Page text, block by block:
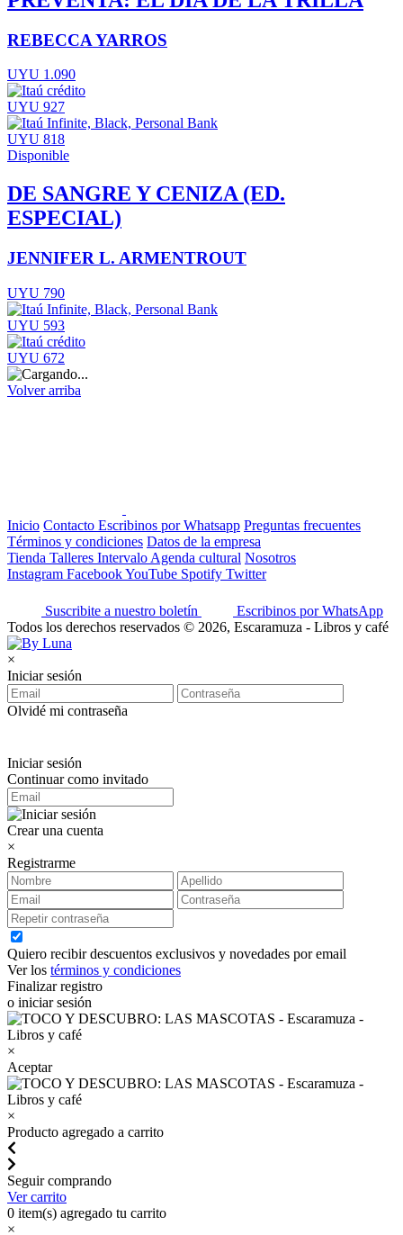
REBECCA YARROS
UYU 1.090
UYU 927
UYU 818
Disponible
DE SANGRE Y CENIZA (ED.
ESPECIAL)
JENNIFER L. ARMENTROUT
UYU 790
UYU 593
UYU 672
Volver arriba
Inicio Contacto Escribinos por Whatsapp Preguntas frecuentes
Términos y condiciones Datos de la empresa
Tienda Talleres Intervalo Agenda cultural Nosotros
Instagram FacebookYouTube Spotify Twitter
Suscribite a nuestro boletín
Escribinos por WhatsApp
Todos los derechos reservados © 2026, Escaramuza - Libros y café
×
Iniciar sesión
Olvidé mi contraseña
Iniciar sesión
Continuar como invitado
Crear una cuenta
×
Registrarme
Quiero recibir descuentos exclusivos y novedades por email
Ver los términos y condiciones
Finalizar registro
o iniciar sesión
×
Aceptar
×
Producto agregado a carrito
Seguir comprando
Ver carrito
0 item(s) agregado tu carrito
×